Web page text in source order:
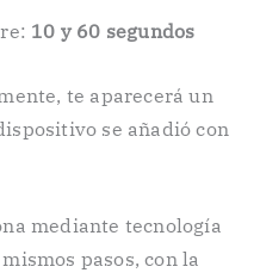
10 y 60 segundos
te aparecerá un
se añadió con
mediante tecnología
pasos, con la